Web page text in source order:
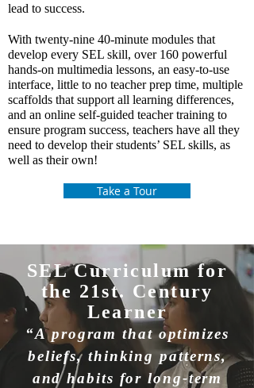
lead to success.
With twenty-nine 40-minute modules that
develop every SEL skill, over 160 powerful
hands-on multimedia lessons, an easy-to-use
interface, little to no teacher prep time, multiple
scaffolds that support all learning differences,
and an online self-guided teacher training to
ensure program success, teachers have all they
need to develop their students’ SEL skills, as
well as their own!
Take a Tour
SEL Curriculum for
the 21st. Century
Learner
“A program that optimizes
beliefs, thinking patterns,
and habits for long-term